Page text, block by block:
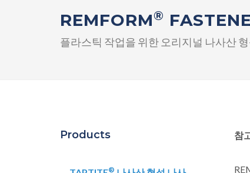
REMFORM®
플라스틱 작업을 위한 오리지널 나사산
참
Products
®